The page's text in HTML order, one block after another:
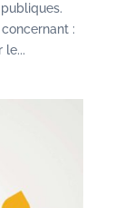
:
le...